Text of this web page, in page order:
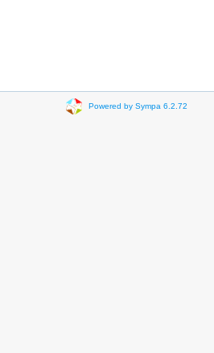
Powered by Sympa 6.2.72